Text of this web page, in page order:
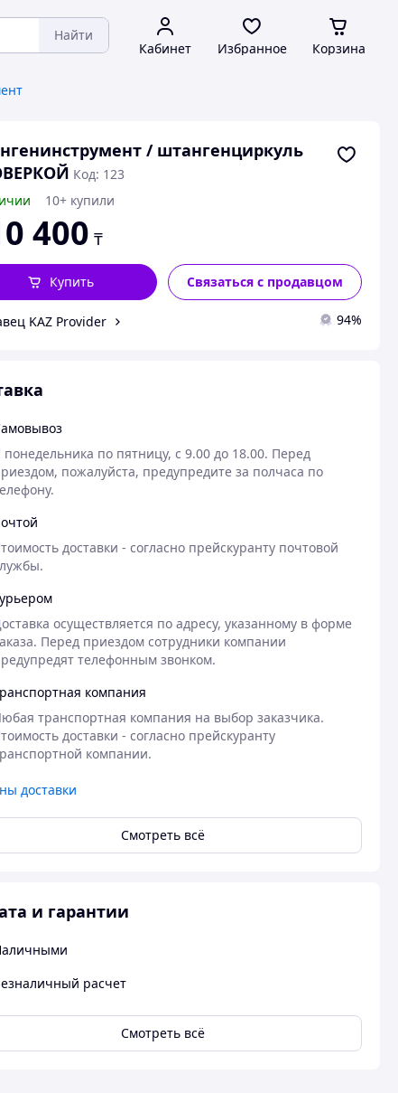
Найти
Кабинет Избранное Корзина
/ штангенциркуль
Код: 123
10+ купили
400 ₸
Купить Связаться с продавцом
KAZ Provider 94%
понедельника по пятницу, с 9.00 до 18.00. Перед
пожалуйста, предупредите за полчаса по
доставки - согласно прейскуранту почтовой
осуществляется по адресу, указанному в форме
Перед приездом сотрудники компании
телефонным звонком.
компания
транспортная компания на выбор заказчика.
доставки - согласно прейскуранту
компании.
доставки
Смотреть всё
и гарантии
расчет
Смотреть всё